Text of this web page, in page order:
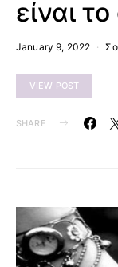
είναι
January 9, 2022
VIEW POST
SHARE